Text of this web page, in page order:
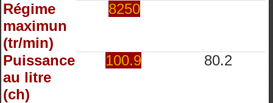
Régime
maximun
(tr/min)
8250
Puissance
au litre
(ch)
100.9 80.2